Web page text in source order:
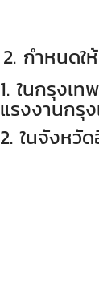
2. กำหนดใ
1.ในกรุงเ
แรงงานกรุ
2.ในจังหวั